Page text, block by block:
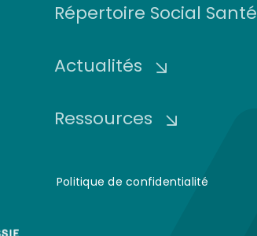
Répertoire Social Santé
Actualités
Ressources
Politique de confidentialité